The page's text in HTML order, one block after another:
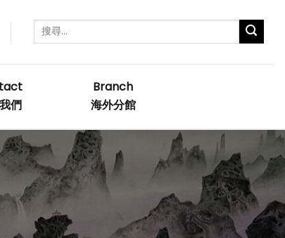
們
Branch
海外分館